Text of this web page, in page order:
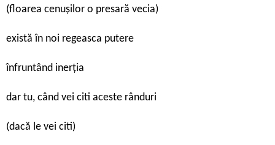
(floarea cenușilor o presară vecia)
există în noi regeasca putere
înfruntând inerţia
dar tu, când vei citi aceste rânduri
(dacă le vei citi)